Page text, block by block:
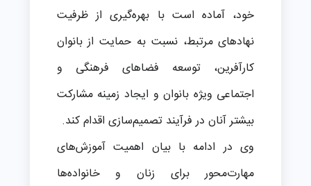
خود، آماده است با بهره‌گیری از ظرفیت
نهادهای مرتبط، نسبت به حمایت از بانوان
کارآفرین، توسعه فضاهای فرهنگی و
اجتماعی ویژه بانوان و ایجاد زمینه مشارکت
بیشتر آنان در فرآیند تصمیم‌سازی اقدام کند.
وی در ادامه با بیان اهمیت آموزش‌های
مهارت‌محور برای زنان و خانواده‌ها